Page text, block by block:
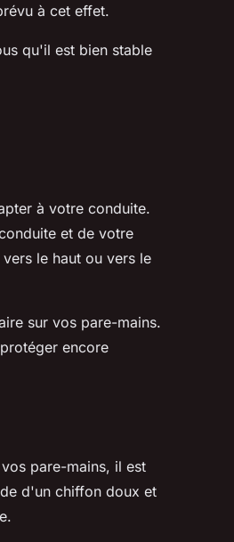
à cet effet.
qu'il est bien stable
à votre conduite.
et de votre
le haut ou vers le
sur vos pare-mains.
encore
pare-mains, il est
d'un chiffon doux et